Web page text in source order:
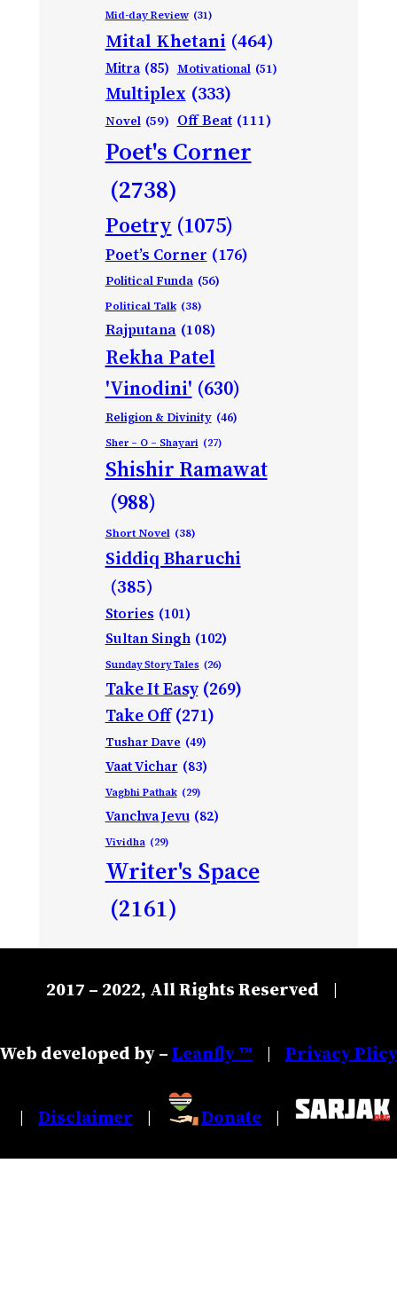
Mid-day Review (31)
Mital Khetani (464)
Mitra (85) Motivational (51)
Multiplex (333)
Novel (59) Off Beat (111)
Poet's Corner
(2738)
Poetry (1075)
Poet’s Corner (176)
Political Funda (56)
Political Talk (38)
Rajputana (108)
Rekha Patel
'Vinodini' (630)
Religion & Divinity (46)
Sher – O – Shayari (27)
Shishir Ramawat
(988)
Short Novel (38)
Siddiq Bharuchi
(385)
Stories (101)
Sultan Singh (102)
Sunday Story Tales (26)
Take It Easy (269)
Take Off (271)
Tushar Dave (49)
Vaat Vichar (83)
Vagbhi Pathak (29)
Vanchva Jevu (82)
Vividha (29)
Writer's Space
(2161)
2017 – 2022, All Rights Reserved |
Web developed by –Leanfly ™ | Privacy Plicy
| Disclaimer | Donate |